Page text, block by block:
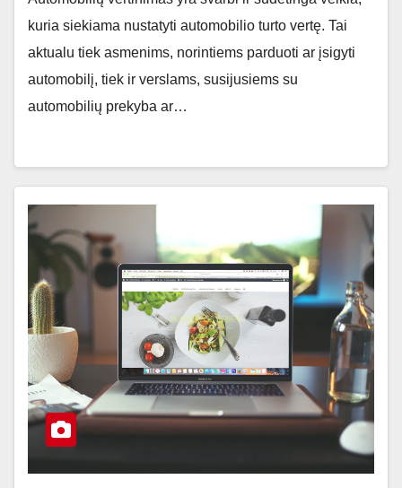
kuria siekiama nustatyti automobilio turto vertę. Tai
aktualu tiek asmenims, norintiems parduoti ar įsigyti
automobilį, tiek ir verslams, susijusiems su
automobilių prekyba ar…